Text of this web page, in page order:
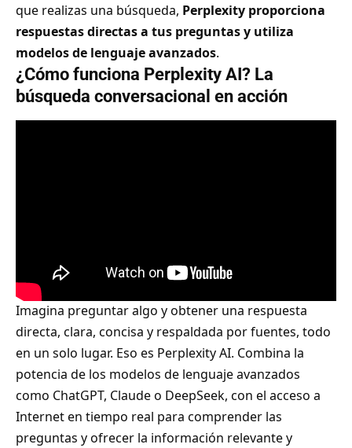
que realizas una búsqueda, Perplexity proporciona
respuestas directas a tus preguntas y utiliza
modelos de lenguaje avanzados.
¿Cómo funciona Perplexity AI? La
búsqueda conversacional en acción
Imagina preguntar algo y obtener una respuesta
directa, clara, concisa y respaldada por fuentes, todo
en un solo lugar. Eso es Perplexity AI. Combina la
potencia de los modelos de lenguaje avanzados
como ChatGPT, Claude o DeepSeek, con el acceso a
Internet en tiempo real para comprender las
preguntas y ofrecer la información relevante y